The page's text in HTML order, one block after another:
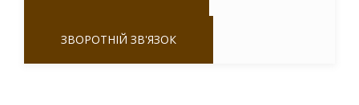
ЗВОРОТНІЙ ЗВ'ЯЗОК